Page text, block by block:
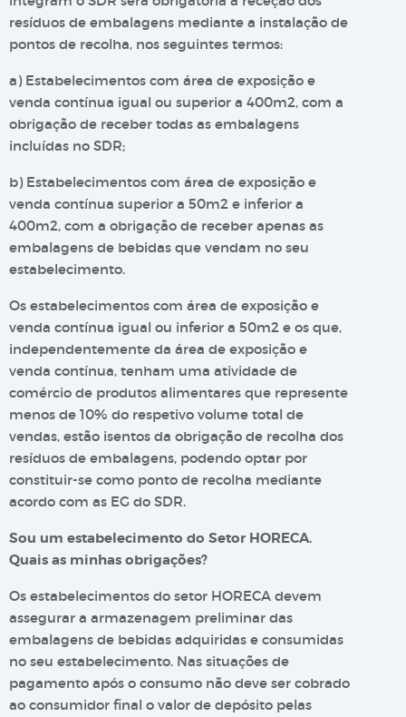
resíduos de embalagens mediante a instalação de
pontos de recolha, nos seguintes termos:
a) Estabelecimentos com área de exposição e
venda contínua igual ou superior a 400m2, com a
obrigação de receber todas as embalagens
incluídas no SDR;
b) Estabelecimentos com área de exposição e
venda contínua superior a 50m2 e inferior a
400m2, com a obrigação de receber apenas as
embalagens de bebidas que vendam no seu
estabelecimento.
Os estabelecimentos com área de exposição e
venda contínua igual ou inferior a 50m2 e os que,
independentemente da área de exposição e
venda contínua, tenham uma atividade de
comércio de produtos alimentares que represente
menos de 10% do respetivo volume total de
vendas, estão isentos da obrigação de recolha dos
resíduos de embalagens, podendo optar por
constituir-se como ponto de recolha mediante
acordo com as EG do SDR.
Sou um estabelecimento do Setor HORECA.
Quais as minhas obrigações?
Os estabelecimentos do setor HORECA devem
assegurar a armazenagem preliminar das
embalagens de bebidas adquiridas e consumidas
no seu estabelecimento. Nas situações de
pagamento após o consumo não deve ser cobrado
ao consumidor final o valor de depósito pelas